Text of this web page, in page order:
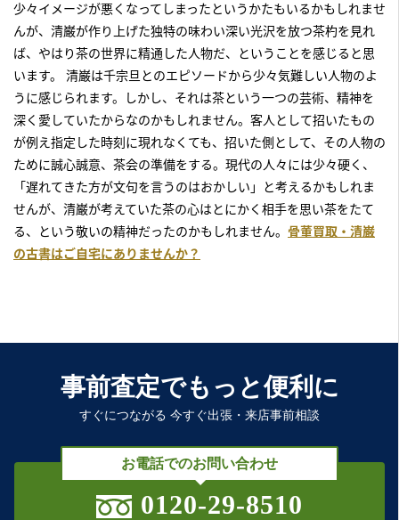
少々イメージが悪くなってしまったというかたもいるかもしれませ
んが、清巌が作り上げた独特の味わい深い光沢を放つ茶杓を見れ
ば、やはり茶の世界に精通した人物だ、ということを感じると思
います。 清巌は千宗旦とのエピソードから少々気難しい人物のよ
うに感じられます。しかし、それは茶という一つの芸術、精神を
深く愛していたからなのかもしれません。客人として招いたもの
が例え指定した時刻に現れなくても、招いた側として、その人物の
ために誠心誠意、茶会の準備をする。現代の人々には少々硬く、
「遅れてきた方が文句を言うのはおかしい」と考えるかもしれま
せんが、清巌が考えていた茶の心はとにかく相手を思い茶をたて
る、という敬いの精神だったのかもしれません。 骨董買取・清巌
の古書はご自宅にありませんか？
事前査定でもっと便利に
すぐにつながる 今すぐ出張・来店事前相談
お電話でのお問い合わせ
0120-29-8510